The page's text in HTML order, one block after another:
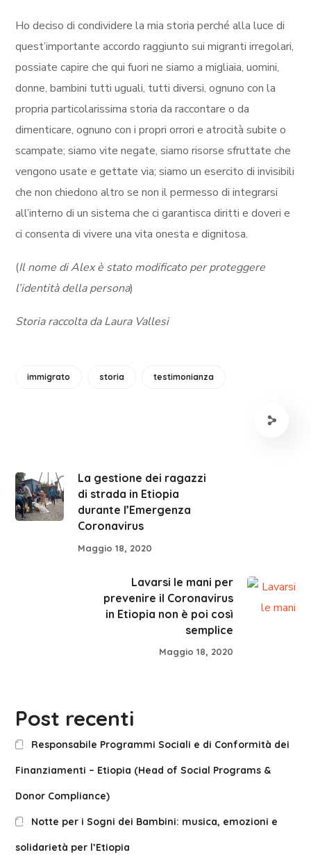
Ho deciso di condividere la mia storia perché alla luce di
quest’importante accordo raggiunto sui migranti irregolari,
possiate capire che qui fuori ne siamo a migliaia, uomini,
donne, bambini tutti uguali, tutti diversi, ognuno con la
propria particolarissima storia da raccontare o da
dimenticare, ognuno con i propri orrori e atrocità subite o
scampate; siamo vite negate, siamo risorse sfruttate che
vengono usate e gettate via; siamo un esercito di invisibili
che non chiedono altro se non il permesso di integrarsi
all’interno di un sistema che ci garantisca diritti e doveri e
ci consenta di vivere una vita onesta e dignitosa.
(Il nome di Alex è stato modificato per proteggere
l’identità della persona)
Storia raccolta da Laura Vallesi
immigrato storia testimonianza
La gestione dei ragazzi
di strada in Etiopia
durante l’Emergenza
Coronavirus
Maggio 18, 2020
Lavarsi le mani per
prevenire il Coronavirus
in Etiopia non è poi così
semplice
Maggio 18, 2020
Post recenti
Responsabile Programmi Sociali e di Conformità dei
Finanziamenti – Etiopia (Head of Social Programs &
Donor Compliance)
Notte per i Sogni dei Bambini: musica, emozioni e
solidarietà per l’Etiopia